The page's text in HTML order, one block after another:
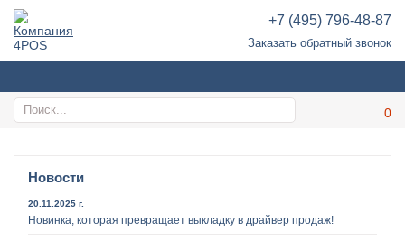
+7 (495) 796-48-87
Заказать обратный звонок
Новости
20.11.2025 г.
Новинка, которая превращает выкладку в драйвер продаж!